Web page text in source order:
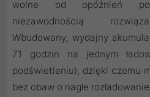
wolne od opóźnień
niezawodnością
Wbudowany, wydajny
71 godzin na jednym
podświetleniu), dzięki czemu
bez obaw o nagłe